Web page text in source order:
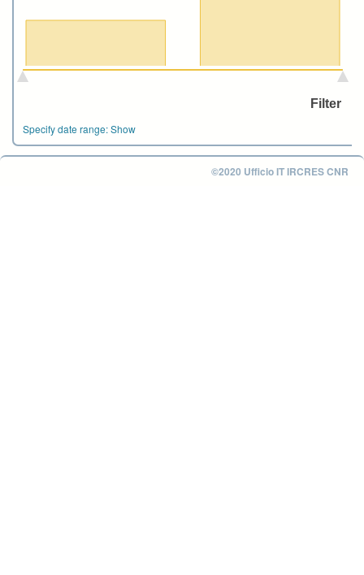
Specify date range:Show
©2020 Ufficio IT IRCRES CNR